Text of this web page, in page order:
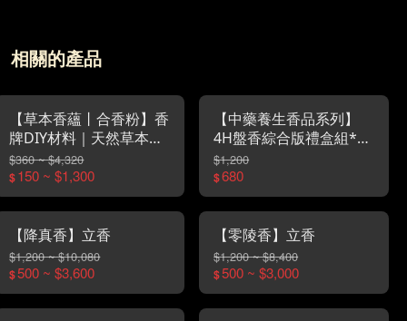
相關的產品
【草本香蘊丨合香粉】香
牌DIY材料｜天然草本香
粉｜可做香包・可直接聞
香
$360 ~ $4,320
$150 ~ $1,300
【中藥養生香品系列】
4H盤香綜合版禮盒組*彰
化金好禮金質獎*
$1,200
$680
【降真香】立香
$1,200 ~ $10,080
$500 ~ $3,600
【零陵香】立香
$1,200 ~ $8,400
$500 ~ $3,000